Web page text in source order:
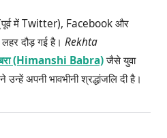
में Twitter), Facebook और
दौड़ गई है। Rekhta
(Himanshi Babra)जैसे युवा
अपनी भावभीनी श्रद्धांजलि दी है।